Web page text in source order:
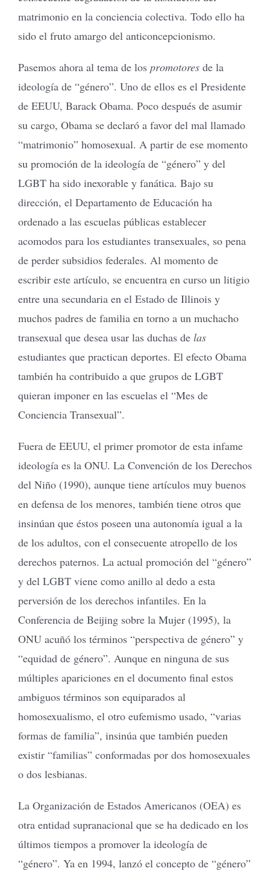
matrimonio en la conciencia colectiva. Todo ello ha
sido el fruto amargo del anticoncepcionismo.
Pasemos ahora al tema de los promotores de la
ideología de “género”. Uno de ellos es el Presidente
de EEUU, Barack Obama. Poco después de asumir
su cargo, Obama se declaró a favor del mal llamado
“matrimonio” homosexual. A partir de ese momento
su promoción de la ideología de “género” y del
LGBT ha sido inexorable y fanática. Bajo su
dirección, el Departamento de Educación ha
ordenado a las escuelas públicas establecer
acomodos para los estudiantes transexuales, so pena
de perder subsidios federales. Al momento de
escribir este artículo, se encuentra en curso un litigio
entre una secundaria en el Estado de Illinois y
muchos padres de familia en torno a un muchacho
transexual que desea usar las duchas de las
estudiantes que practican deportes. El efecto Obama
también ha contribuido a que grupos de LGBT
quieran imponer en las escuelas el “Mes de
Conciencia Transexual”.
Fuera de EEUU, el primer promotor de esta infame
ideología es la ONU. La Convención de los Derechos
del Niño (1990), aunque tiene artículos muy buenos
en defensa de los menores, también tiene otros que
insinúan que éstos poseen una autonomía igual a la
de los adultos, con el consecuente atropello de los
derechos paternos. La actual promoción del “género”
y del LGBT viene como anillo al dedo a esta
perversión de los derechos infantiles. En la
Conferencia de Beijing sobre la Mujer (1995), la
ONU acuñó los términos “perspectiva de género” y
“equidad de género”. Aunque en ninguna de sus
múltiples apariciones en el documento final estos
ambiguos términos son equiparados al
homosexualismo, el otro eufemismo usado, “varias
formas de familia”, insinúa que también pueden
existir “familias” conformadas por dos homosexuales
o dos lesbianas.
La Organización de Estados Americanos (OEA) es
otra entidad supranacional que se ha dedicado en los
últimos tiempos a promover la ideología de
“género”. Ya en 1994, lanzó el concepto de “género”